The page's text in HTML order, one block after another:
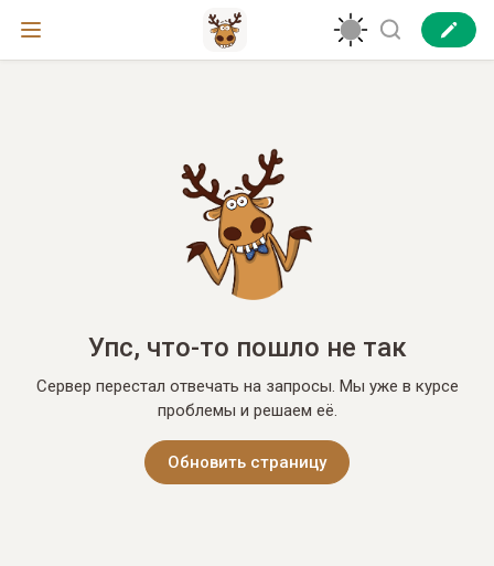
Упс, что-то пошло не так
Сервер перестал отвечать на запросы. Мы уже в курсе
проблемы и решаем её.
Обновить страницу